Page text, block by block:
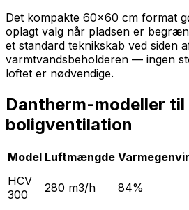
Det kompakte 60x60 cm format
oplagt valg når pladsen er
et standard teknikskab ved siden
varmtvandsbeholderen — ingen
loftet er nødvendige.
Dantherm-modeller til
boligventilation
Model Luftmængde
HCV
300
280 m3/h 84%